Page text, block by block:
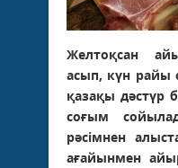
Желтоқсан
асып, күн райы
қазақы дәстүр
соғым
рәсімнен
ағайынмен